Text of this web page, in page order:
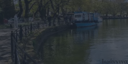
Ιωάννινα